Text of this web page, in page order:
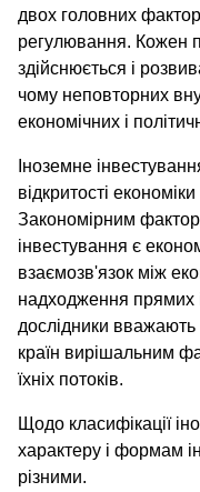
двох головних
регулювання. Кожен
здійснюється і
чому неповторних
економічних і
Іноземне
відкритості
Закономірним
інвестування є
взаємозв'язок між
надходження прямих
дослідники вважають
країн вирішальним
їхніх потоків.
Щодо класифікації
характеру і формам
різними.